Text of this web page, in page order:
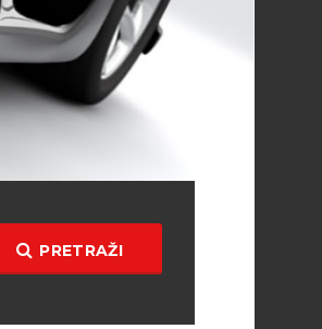
PRETRAŽI